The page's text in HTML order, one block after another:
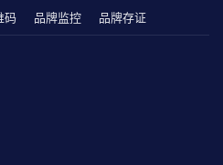
码 品牌监控 品牌存证